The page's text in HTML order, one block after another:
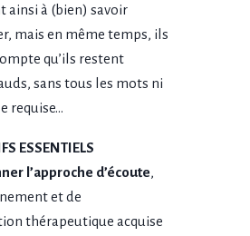
ainsi à (bien) savoir
mais en même temps, ils
qu’ils restent
sans tous les mots ni
requise…
ESSENTIELS
l’approche d’écoute,
et de
thérapeutique acquise